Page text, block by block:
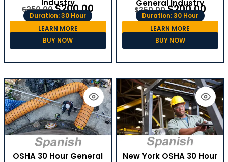
Industry
$250.00 $200.00
Duration: 30 Hour
LEARN MORE
BUY NOW
General Industry
$250.00 $200.00
Duration: 30 Hour
LEARN MORE
BUY NOW
OSHA 30 Hour General
New York OSHA 30 Hour